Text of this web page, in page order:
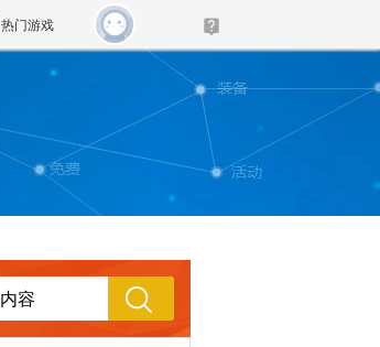
热门游戏
传奇4
新仙侠5